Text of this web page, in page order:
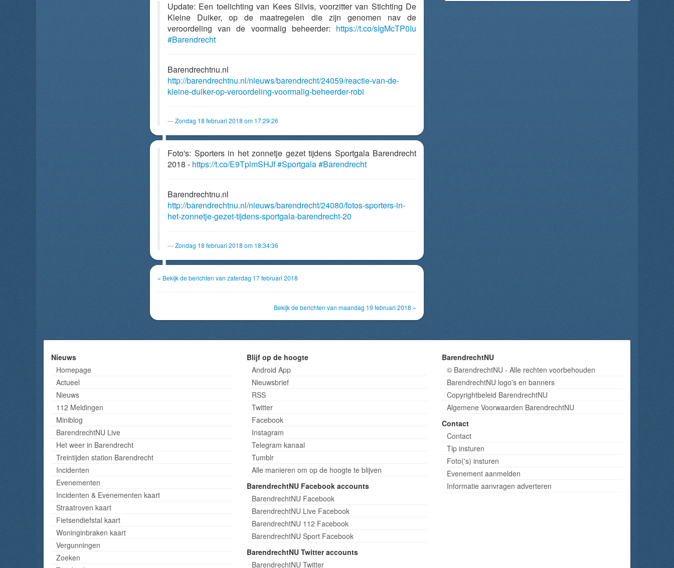
Update: Een toelichting van Kees Silvis, voorzitter van Stichting De
Kleine Duiker, op de maatregelen die zijn genomen nav de
veroordeling van de voormalig beheerder: https://t.co/sIgMcTP0Iu
#Barendrecht
Barendrechtnu.nl
http://barendrechtnu.nl/nieuws/barendrecht/24059/reactie-van-de-
kleine-duiker-op-veroordeling-voormalig-beheerder-robi
Zondag 18 februari 2018 om 17:29:26
Foto's: Sporters in het zonnetje gezet tijdens Sportgala Barendrecht
2018 - https://t.co/E9TplmSHJf#Sportgala#Barendrecht
Barendrechtnu.nl
http://barendrechtnu.nl/nieuws/barendrecht/24080/fotos-sporters-in-
het-zonnetje-gezet-tijdens-sportgala-barendrecht-20
Zondag 18 februari 2018 om 18:34:36
« Bekijk de berichten van zaterdag 17 februari 2018
Bekijk de berichten van maandag 19 februari 2018 »
Nieuws
Homepage
Actueel
Nieuws
112 Meldingen
Miniblog
BarendrechtNU Live
Het weer in Barendrecht
Treintijden station Barendrecht
Incidenten
Evenementen
Incidenten & Evenementen kaart
Straatroven kaart
Fietsendiefstal kaart
Woninginbraken kaart
Vergunningen
Zoeken
Blijf op de hoogte
Android App
Nieuwsbrief
RSS
Twitter
Facebook
Instagram
Telegram kanaal
Tumblr
Alle manieren om op de hoogte te blijven
BarendrechtNU Facebook accounts
BarendrechtNU Facebook
BarendrechtNU Live Facebook
BarendrechtNU 112 Facebook
BarendrechtNU Sport Facebook
BarendrechtNU Twitter accounts
BarendrechtNU Twitter
BarendrechtNU
© BarendrechtNU - Alle rechten voorbehouden
BarendrechtNU logo's en banners
Copyrightbeleid BarendrechtNU
Algemene Voorwaarden BarendrechtNU
Contact
Contact
Tip insturen
Foto('s) insturen
Evenement aanmelden
Informatie aanvragen adverteren